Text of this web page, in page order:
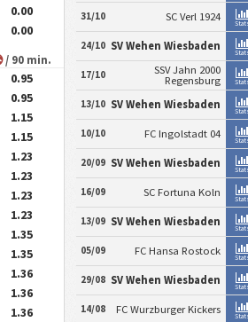
0.00
0.00
/ 90 min.
0.95
0.95
1.15
1.15
1.23
1.23
1.23
1.23
1.35
1.35
1.36
1.36
1.36
31/10 SC Verl 1924
24/10 SV Wehen Wiesbaden
17/10
SSV Jahn 2000
Regensburg
13/10 SV Wehen Wiesbaden
10/10 FC Ingolstadt 04
20/09 SV Wehen Wiesbaden
16/09 SC Fortuna Koln
13/09 SV Wehen Wiesbaden
05/09 FC Hansa Rostock
29/08 SV Wehen Wiesbaden
14/08 FC Wurzburger Kickers